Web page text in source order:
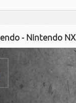
- Nintendo NX